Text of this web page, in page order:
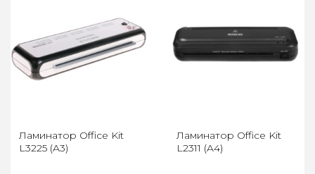
Ламинатор Office Kit
L3225 (A3)
Ламинатор Office Kit
L2311 (A4)